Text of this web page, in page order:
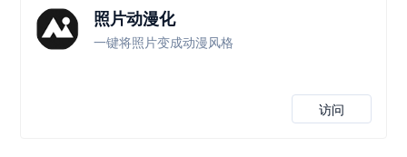
照片动漫化
一键将照片变成动漫风格
访问